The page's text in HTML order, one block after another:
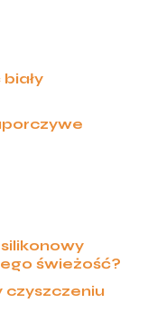
świeżość?
czyszczeniu